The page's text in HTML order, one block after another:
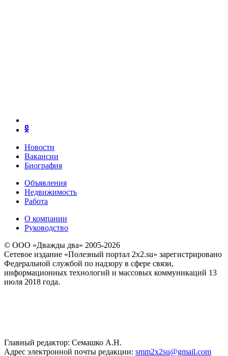
Новости
Вакансии
Биография
Объявления
Недвижимость
Работа
О компании
Руководство
© ООО «Дважды два» 2005-2026
Сетевое издание «Полезный портал 2x2.su» зарегистрировано
Федеральной службой по надзору в сфере связи,
информационных технологий и массовых коммуникаций 13
июля 2018 года.
Главный редактор: Семашко А.Н.
Адрес электронной почты редакции: smm2x2su@gmail.com